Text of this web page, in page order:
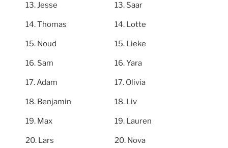
Jesse
Thomas
Noud
Sam
Adam
Benjamin
Max
Lars
Saar
Lotte
Lieke
Yara
Olivia
Liv
Lauren
Nova